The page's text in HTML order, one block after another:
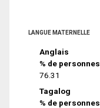
LANGUE MATERNELLE
Anglais
% de personnes
76.31
Tagalog
% de personnes